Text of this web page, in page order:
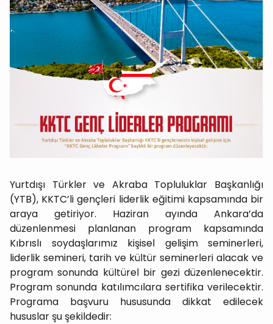
Yurtdışı Türkler ve Akraba Topluluklar Başkanlığı
(YTB), KKTC’li gençleri liderlik eğitimi kapsamında bir
araya getiriyor. Haziran ayında Ankara’da
düzenlenmesi planlanan program kapsamında
Kıbrıslı soydaşlarımız kişisel gelişim seminerleri,
liderlik semineri, tarih ve kültür seminerleri alacak ve
program sonunda kültürel bir gezi düzenlenecektir.
Program sonunda katılımcılara sertifika verilecektir.
Programa başvuru hususunda dikkat edilecek
hususlar şu şekildedir: